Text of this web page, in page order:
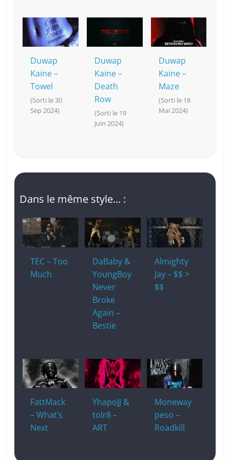
Duwap
Kaine –
Towel
(Sorti le 30
Sep 2024)
Duwap
Kaine –
Death
Row
(Sorti le 19
Juin 2024)
Duwap
Kaine –
Maze
(Sorti le 18
Mai 2024)
Dans le même style... :
TEC – Too
Much
DaBaby &
YoungBoy
Never
Broke
Again –
Bestie
Almighty
Jay – $$ >
$$
FattMack
– What’s
Next
YhapoJJ &
tolr8 –
ART
Moneway
peso –
Roadkill